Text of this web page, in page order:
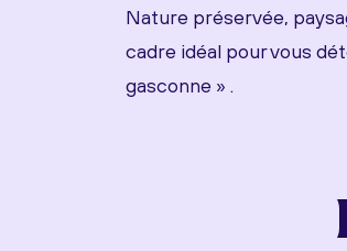
Nature préservée,
cadre idéal pour vous
gasconne » .